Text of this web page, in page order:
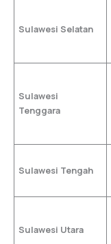
Sulawesi Selatan
Sulawesi
Tenggara
Sulawesi Tengah
Sulawesi Utara